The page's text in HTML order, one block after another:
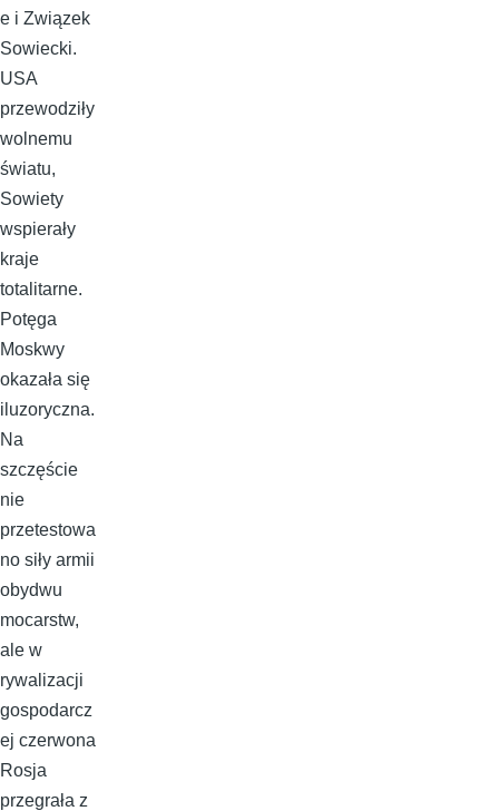
e i Związek
Sowiecki.
USA
przewodziły
wolnemu
światu,
Sowiety
wspierały
kraje
totalitarne.
Potęga
Moskwy
okazała się
iluzoryczna.
Na
szczęście
nie
przetestowa
no siły armii
obydwu
mocarstw,
ale w
rywalizacji
gospodarcz
ej czerwona
Rosja
przegrała z